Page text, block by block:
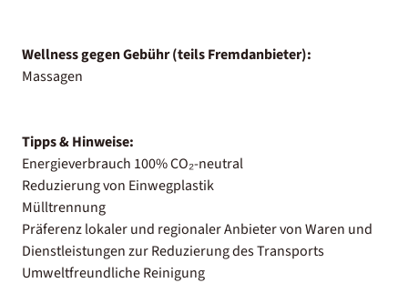
Wellness gegen Gebühr (teils Fremdanbieter):
Massagen
Tipps & Hinweise:
Energieverbrauch 100% CO₂-neutral
Reduzierung von Einwegplastik
Mülltrennung
Präferenz lokaler und regionaler Anbieter von Waren und
Dienstleistungen zur Reduzierung des Transports
Umweltfreundliche Reinigung